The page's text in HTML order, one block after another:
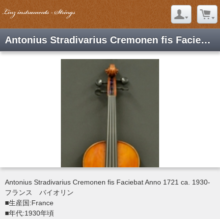
Antonius Stradivarius Cremonen fis Faciebat Anno 1
Antonius Stradivarius Cremonen fis Faciebat Anno 1721 ca. 1930-
フランス バイオリン
■生産国:France
■年代:1930年頃